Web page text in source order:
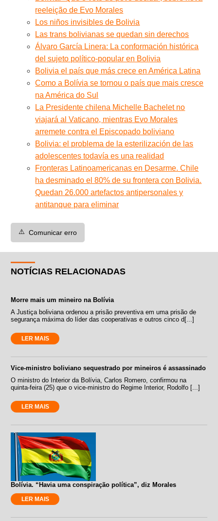
reeleição de Evo Morales
Los niños invisibles de Bolivia
Las trans bolivianas se quedan sin derechos
Álvaro García Linera: La conformación histórica
del sujeto político-popular en Bolivia
Bolivia el país que más crece en América Latina
Como a Bolívia se tornou o país que mais cresce
na América do Sul
La Presidente chilena Michelle Bachelet no
viajará al Vaticano, mientras Evo Morales
arremete contra el Episcopado boliviano
Bolivia: el problema de la esterilización de las
adolescentes todavía es una realidad
Fronteras Latinoamericanas en Desarme. Chile
ha desminado el 80% de su frontera con Bolivia.
Quedan 26.000 artefactos antipersonales y
antitanque para eliminar
⚠️ Comunicar erro
NOTÍCIAS RELACIONADAS
Morre mais um mineiro na Bolívia
A Justiça boliviana ordenou a prisão preventiva em uma prisão de
segurança máxima do líder das cooperativas e outros cinco d[...]
LER MAIS
Vice-ministro boliviano sequestrado por mineiros é assassinado
O ministro do Interior da Bolívia, Carlos Romero, confirmou na
quinta-feira (25) que o vice-ministro do Regime Interior, Rodolfo [...]
LER MAIS
Bolívia. “Havia uma conspiração política”, diz Morales
LER MAIS